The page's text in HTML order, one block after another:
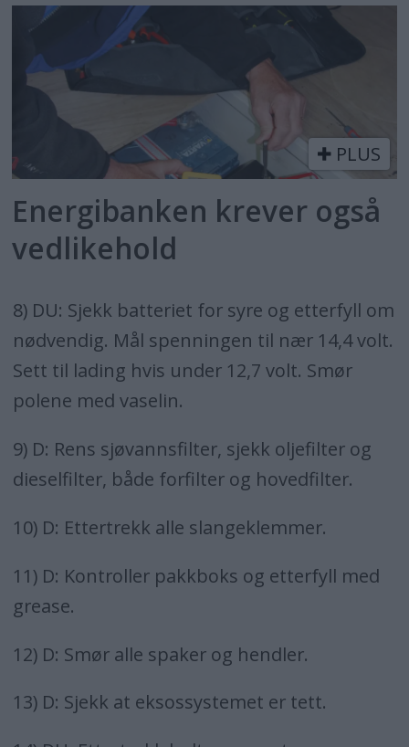
PLUS
Energibanken krever også
vedlikehold
8) DU: Sjekk batteriet for syre og etterfyll om
nødvendig. Mål spenningen til nær 14,4 volt.
Sett til lading hvis under 12,7 volt. Smør
polene med vaselin.
9) D: Rens sjøvannsfilter, sjekk oljefilter og
dieselfilter, både forfilter og hovedfilter.
10) D: Ettertrekk alle slangeklemmer.
11) D: Kontroller pakkboks og etterfyll med
grease.
12) D: Smør alle spaker og hendler.
13) D: Sjekk at eksossystemet er tett.